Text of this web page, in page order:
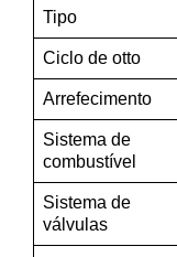
Tipo
Ciclo de otto
Arrefecimento
Sistema de
combustível
Sistema de
válvulas